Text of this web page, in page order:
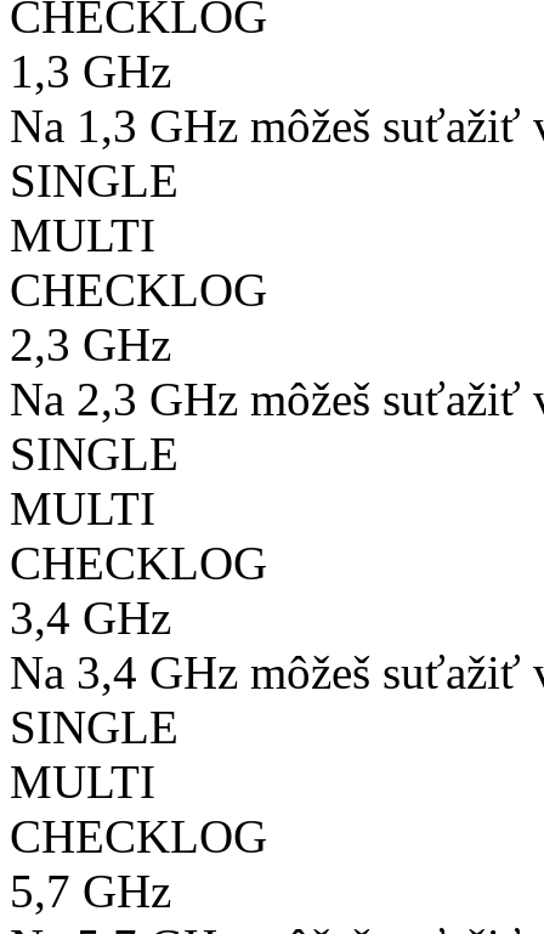
CHECKLOG
1,3 GHz
Na 1,3 GHz môžeš suťažiť
SINGLE
MULTI
CHECKLOG
2,3 GHz
Na 2,3 GHz môžeš suťažiť
SINGLE
MULTI
CHECKLOG
3,4 GHz
Na 3,4 GHz môžeš suťažiť
SINGLE
MULTI
CHECKLOG
5,7 GHz